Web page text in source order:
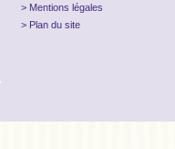
Mentions légales
Plan du site